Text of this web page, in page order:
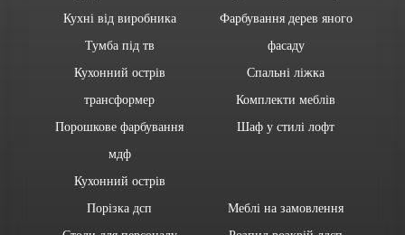
Кухні від виробника
Тумба під тв
Кухонний острів
трансформер
Порошкове фарбування
мдф
Кухонний острів
Фарбування дерев яного
фасаду
Спальні ліжка
Комплекти меблів
Шаф у стилі лофт
Порізка дсп
Меблі на замовлення